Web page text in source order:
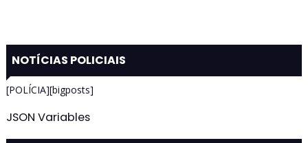
NOTÍCIAS POLICIAIS
[POLÍCIA][bigposts]
JSON Variables